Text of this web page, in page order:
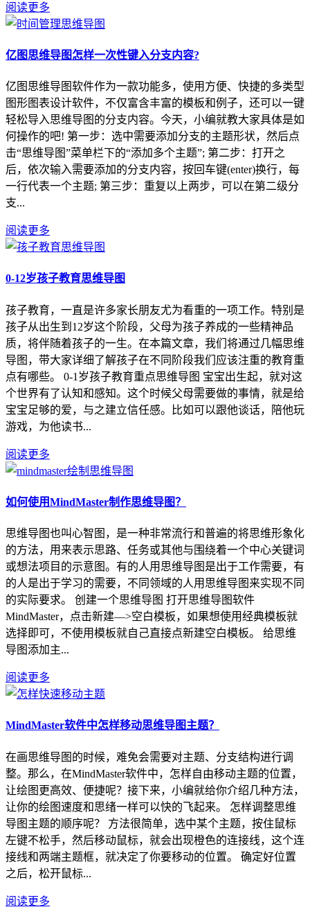
阅读更多
亿图思维导图怎样一次性键入分支内容?
亿图思维导图软件作为一款功能多，使用方便、快捷的多类型
图形图表设计软件，不仅富含丰富的模板和例子，还可以一键
轻松导入思维导图的分支内容。今天，小编就教大家具体是如
何操作的吧! 第一步：选中需要添加分支的主题形状，然后点
击“思维导图”菜单栏下的“添加多个主题”; 第二步：打开之
后，依次输入需要添加的分支内容，按回车键(enter)换行，每
一行代表一个主题; 第三步：重复以上两步，可以在第二级分
支...
阅读更多
0-12岁孩子教育思维导图
孩子教育，一直是许多家长朋友尤为看重的一项工作。特别是
孩子从出生到12岁这个阶段，父母为孩子养成的一些精神品
质，将伴随着孩子的一生。在本篇文章，我们将通过几幅思维
导图，带大家详细了解孩子在不同阶段我们应该注重的教育重
点有哪些。 0-1岁孩子教育重点思维导图 宝宝出生起，就对这
个世界有了认知和感知。这个时候父母需要做的事情，就是给
宝宝足够的爱，与之建立信任感。比如可以跟他谈话，陪他玩
游戏，为他读书...
阅读更多
如何使用MindMaster制作思维导图？
思维导图也叫心智图，是一种非常流行和普遍的将思维形象化
的方法，用来表示思路、任务或其他与围绕着一个中心关键词
或想法项目的示意图。有的人用思维导图是出于工作需要，有
的人是出于学习的需要，不同领域的人用思维导图来实现不同
的实际要求。 创建一个思维导图 打开思维导图软件
MindMaster，点击新建—>空白模板，如果想使用经典模板就
选择即可，不使用模板就自己直接点新建空白模板。 给思维
导图添加主...
阅读更多
MindMaster软件中怎样移动思维导图主题？
在画思维导图的时候，难免会需要对主题、分支结构进行调
整。那么，在MindMaster软件中，怎样自由移动主题的位置，
让绘图更高效、便捷呢？接下来，小编就给你介绍几种方法，
让你的绘图速度和思绪一样可以快的飞起来。 怎样调整思维
导图主题的顺序呢？ 方法很简单，选中某个主题，按住鼠标
左键不松手，然后移动鼠标，就会出现橙色的连接线，这个连
接线和两端主题框，就决定了你要移动的位置。 确定好位置
之后，松开鼠标...
阅读更多